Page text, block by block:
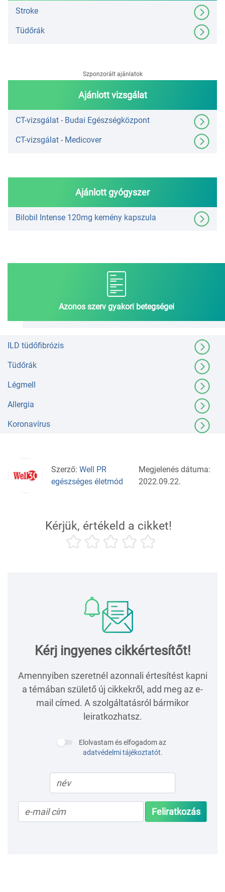
Stroke
Tüdőrák
Ajánlott vizsgálat
Szponzorált ajánlatok
CT-vizsgálat - Budai Egészségközpont
CT-vizsgálat - Medicover
Ajánlott gyógyszer
Bilobil Intense 120mg kemény kapszula
Azonos szerv gyakori betegségei
ILD tüdőfibrózis
Tüdőrák
Légmell
Allergia
Koronavírus
Szerző: Well PR
egészséges életmód
Megjelenés dátuma:
2022.09.22.
Kérjük, értékeld a cikket!
Kérj ingyenes cikkértesítőt!
Amennyiben szeretnél azonnali értesítést kapni
a témában születő új cikkekről, add meg az e-
mail címed. A szolgáltatásról bármikor
leiratkozhatsz.
Elolvastam és elfogadom az
adatvédelmi tájékoztatót.
Feliratkozás